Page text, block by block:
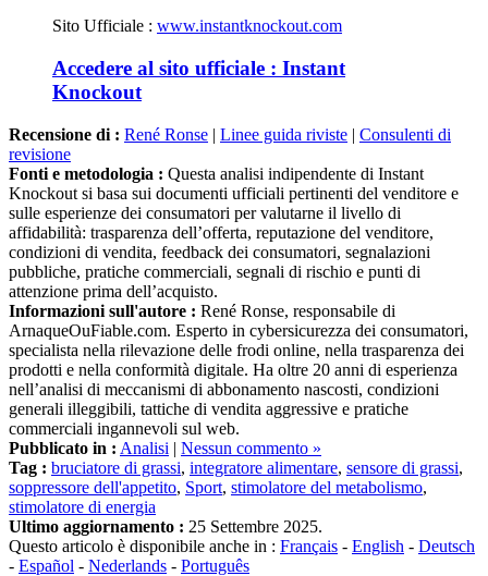
Sito Ufficiale : www.instantknockout.com
Accedere al sito ufficiale : Instant
Knockout
Recensione di : René Ronse | Linee guida riviste | Consulenti di
revisione
Fonti e metodologia : Questa analisi indipendente di Instant
Knockout si basa sui documenti ufficiali pertinenti del venditore e
sulle esperienze dei consumatori per valutarne il livello di
affidabilità: trasparenza dell’offerta, reputazione del venditore,
condizioni di vendita, feedback dei consumatori, segnalazioni
pubbliche, pratiche commerciali, segnali di rischio e punti di
attenzione prima dell’acquisto.
Informazioni sull'autore : René Ronse, responsabile di
ArnaqueOuFiable.com. Esperto in cybersicurezza dei consumatori,
specialista nella rilevazione delle frodi online, nella trasparenza dei
prodotti e nella conformità digitale. Ha oltre 20 anni di esperienza
nell’analisi di meccanismi di abbonamento nascosti, condizioni
generali illeggibili, tattiche di vendita aggressive e pratiche
commerciali ingannevoli sul web.
Pubblicato in : Analisi | Nessun commento »
Tag : bruciatore di grassi, integratore alimentare, sensore di grassi,
soppressore dell'appetito, Sport, stimolatore del metabolismo,
stimolatore di energia
Ultimo aggiornamento : 25 Settembre 2025.
Questo articolo è disponibile anche in : Français - English - Deutsch
- Español - Nederlands - Português